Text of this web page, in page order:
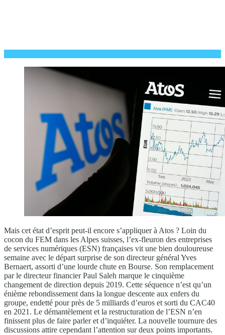
Mais cet état d’esprit peut-il encore s’appliquer à Atos ? Loin du
cocon du FEM dans les Alpes suisses, l’ex-fleuron des entreprises
de services numériques (ESN) françaises vit une bien douloureuse
semaine avec le départ surprise de son directeur général Yves
Bernaert, assorti d’une lourde chute en Bourse. Son remplacement
par le directeur financier Paul Saleh marque le cinquième
changement de direction depuis 2019. Cette séquence n’est qu’un
énième rebondissement dans la longue descente aux enfers du
groupe, endetté pour près de 5 milliards d’euros et sorti du CAC40
en 2021. Le démantèlement et la restructuration de l’ESN n’en
finissent plus de faire parler et d’inquiéter. La nouvelle tournure des
discussions attire cependant l’attention sur deux points importants.